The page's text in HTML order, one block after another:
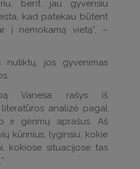
bent jau gyvensiu
kad patekau būtent
į nemokamą vietą“, –
jos gyvenimas
Vanesa rašys iš
analizė pagal
ir gėrimų aprašus. Aš
kūrinius, lyginsiu, kokie
kokiose situacijose tas